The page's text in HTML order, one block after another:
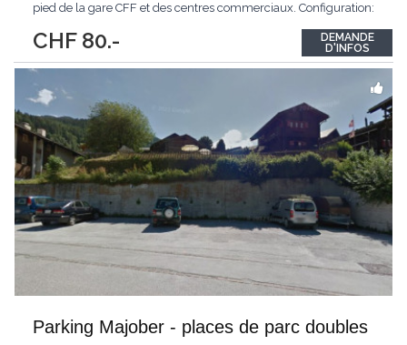
CHF 80.-
pied de la gare CFF et des centres commerciaux. Configuration:
de 2 voitures superposées
DEMANDE
D'INFOS
Parking Majober - places de parc doubles